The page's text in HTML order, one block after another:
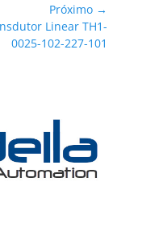
Próximo →
Linear TH1-
0025-102-227-101